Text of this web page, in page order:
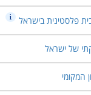
פלסטינית בישראל
של ישראל
המקומי